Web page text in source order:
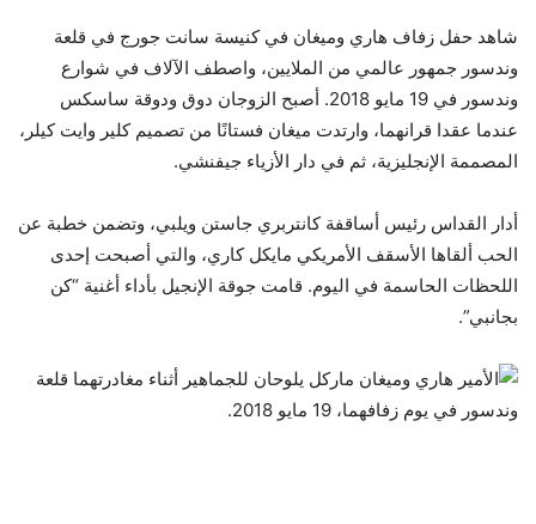
شاهد حفل زفاف هاري وميغان في كنيسة سانت جورج في قلعة
وندسور جمهور عالمي من الملايين، واصطف الآلاف في شوارع
وندسور في 19 مايو 2018. أصبح الزوجان دوق ودوقة ساسكس
عندما عقدا قرانهما، وارتدت ميغان فستانًا من تصميم كلير وايت كيلر،
المصممة الإنجليزية، ثم في دار الأزياء جيفنشي.
أدار القداس رئيس أساقفة كانتربري جاستن ويلبي، وتضمن خطبة عن
الحب ألقاها الأسقف الأمريكي مايكل كاري، والتي أصبحت إحدى
اللحظات الحاسمة في اليوم. قامت جوقة الإنجيل بأداء أغنية “كن
بجانبي”.